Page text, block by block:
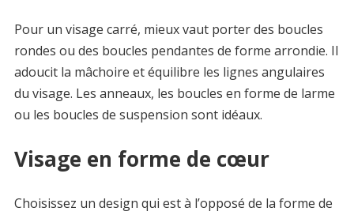
Pour un visage carré, mieux vaut porter des boucles
rondes ou des boucles pendantes de forme arrondie. Il
adoucit la mâchoire et équilibre les lignes angulaires
du visage. Les anneaux, les boucles en forme de larme
ou les boucles de suspension sont idéaux.
Visage en forme de cœur
Choisissez un design qui est à l’opposé de la forme de